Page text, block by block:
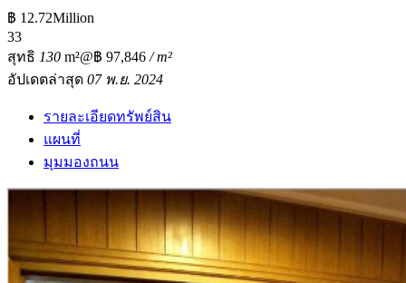
฿ 12.72Million
33
สุทธิ 130 m²@฿ 97,846 / m²
อัปเดตล่าสุด 07 พ.ย. 2024
รายละเอียดทรัพย์สิน
แผนที่
มุมมองถนน